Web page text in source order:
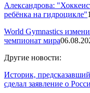
Александрова:
ребёнка на гидроцикле"
World Gymnastics
чемпионат мира
Другие новости:
Историк,
сделал заявление о